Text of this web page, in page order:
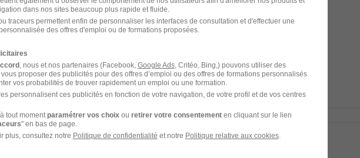
de Vie aux Familles H/F
13 CDI
dans nos sites beaucoup plus rapide et fluide.
traceurs permettent enfin de personnaliser les interfaces de consultation et d'effectuer une
des offres d'emploi ou de formations proposées.
, nous et nos partenaires (Facebook, Google Ads, Critéo, Bing,) pouvons utiliser des
proposer des publicités pour des offres d’emploi ou des offres de formations personnalisés
vos probabilités de trouver rapidement un emploi ou une formation.
personnalisent ces publicités en fonction de votre navigation, de votre profil et de vos centres
tout moment paramétrer vos choix ou retirer votre consentementen cliquant sur le lien
" en bas de page.
plus, consultez notre Politique de confidentialité et notre Politique relative aux cookies.